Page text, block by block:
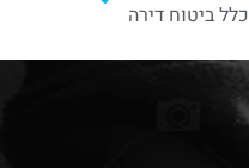
כלל ביטוח דירה